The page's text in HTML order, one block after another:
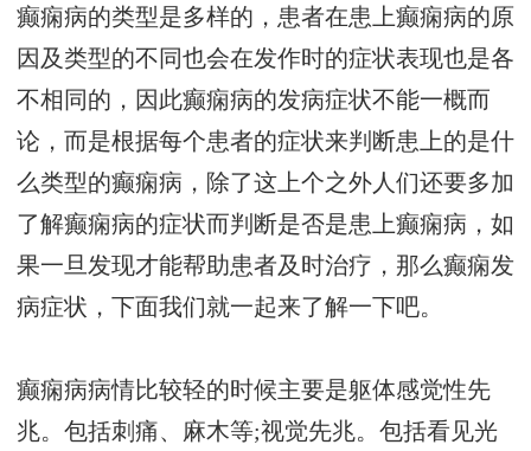
癫痫病的类型是多样的，患者在患上癫痫病的原
因及类型的不同也会在发作时的症状表现也是各
不相同的，因此癫痫病的发病症状不能一概而
论，而是根据每个患者的症状来判断患上的是什
么类型的癫痫病，除了这上个之外人们还要多加
了解癫痫病的症状而判断是否是患上癫痫病，如
果一旦发现才能帮助患者及时治疗，那么癫痫发
病症状，下面我们就一起来了解一下吧。
癫痫病病情比较轻的时候主要是躯体感觉性先
兆。包括刺痛、麻木等;视觉先兆。包括看见光